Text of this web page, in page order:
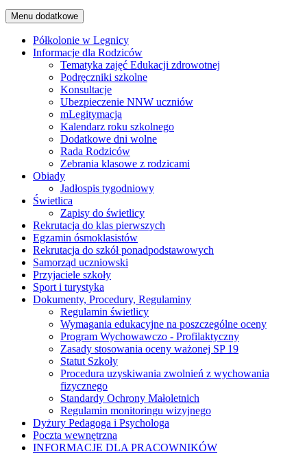
Menu dodatkowe
Półkolonie w Legnicy
Informacje dla Rodziców
Tematyka zajęć Edukacji zdrowotnej
Podręczniki szkolne
Konsultacje
Ubezpieczenie NNW uczniów
mLegitymacja
Kalendarz roku szkolnego
Dodatkowe dni wolne
Rada Rodziców
Zebrania klasowe z rodzicami
Obiady
Jadłospis tygodniowy
Świetlica
Zapisy do świetlicy
Rekrutacja do klas pierwszych
Egzamin ósmoklasistów
Rekrutacja do szkół ponadpodstawowych
Samorząd uczniowski
Przyjaciele szkoły
Sport i turystyka
Dokumenty, Procedury, Regulaminy
Regulamin świetlicy
Wymagania edukacyjne na poszczególne oceny
Program Wychowawczo - Profilaktyczny
Zasady stosowania oceny ważonej SP 19
Statut Szkoły
Procedura uzyskiwania zwolnień z wychowania
fizycznego
Standardy Ochrony Małoletnich
Regulamin monitoringu wizyjnego
Dyżury Pedagoga i Psychologa
Poczta wewnętrzna
INFORMACJE DLA PRACOWNIKÓW